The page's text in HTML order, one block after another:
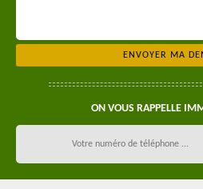
ON VOUS RAPPELLE